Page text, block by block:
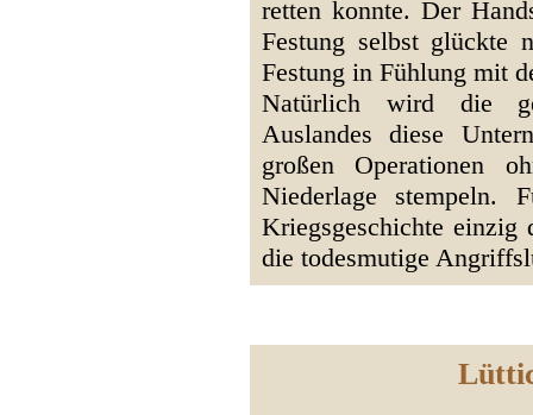
retten konnte. Der
Festung selbst glückte
Festung in Fühlung mit
Natürlich wird die
Auslandes diese
großen Operationen
Niederlage
Kriegsgeschichte einzig
die todesmutige